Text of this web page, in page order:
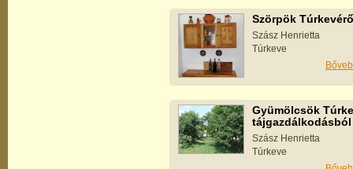
Szörpök
Szász Henrietta
Túrkeve
Gyümölcsök
tájgazdálkodásból
Szász Henrietta
Túrkeve